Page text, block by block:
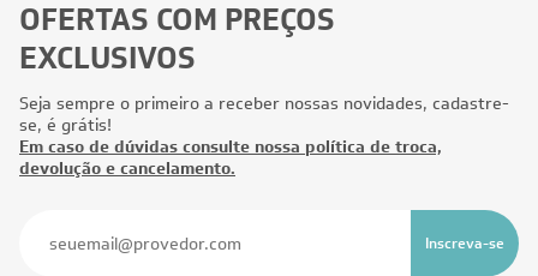
OFERTAS COM PREÇOS
EXCLUSIVOS
Seja sempre o primeiro a receber nossas novidades, cadastre-
se, é grátis!
Em caso de dúvidas consulte nossa política de troca,
devolução e cancelamento.
Inscreva-se